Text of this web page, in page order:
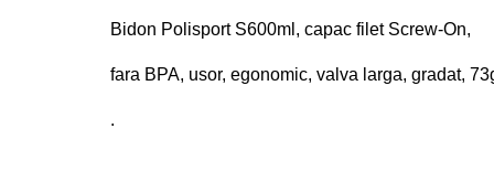
Bidon Polisport S600ml, capac filet Screw-On,
fara BPA, usor, egonomic, valva larga, gradat,
.